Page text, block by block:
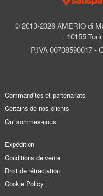
© 2013-2026 AMERIO di
- 10155
P.IVA 00738590017 -
Commandites et partenariats
Certains de nos clients
Qui sommes-nous
Expédition
Conditions de vente
Droit de rétractation
Cookie Policy